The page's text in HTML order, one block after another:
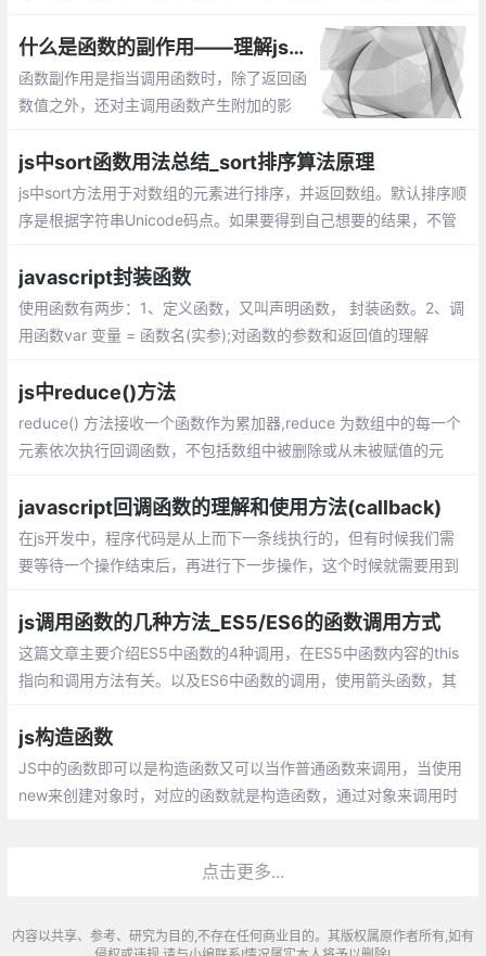
什么是函数的副作用——理解js编程中函数的副作用
函数副作用是指当调用函数时，除了返回函
数值之外，还对主调用函数产生附加的影
值，而且还做了其他的事情
js中sort函数用法总结_sort排序算法原理
js中sort方法用于对数组的元素进行排序，并返回数组。默认排序顺
序是根据字符串Unicode码点。如果要得到自己想要的结果，不管
小，然后返回一个用于说明这两个值的相对顺序的数字
javascript封装函数
使用函数有两步：1、定义函数，又叫声明函数， 封装函数。2、调
用函数var 变量 = 函数名(实参);对函数的参数和返回值的理解
js中reduce()方法
reduce() 方法接收一个函数作为累加器,reduce 为数组中的每一个
元素依次执行回调函数，不包括数组中被删除或从未被赋值的元
值，当前索引，原数组。
javascript回调函数的理解和使用方法(callback)
在js开发中，程序代码是从上而下一条线执行的，但有时候我们需
要等待一个操作结束后，再进行下一步操作，这个时候就需要用到
()构造函数创建的Function对象。
js调用函数的几种方法_ES5/ES6的函数调用方式
这篇文章主要介绍ES5中函数的4种调用，在ES5中函数内容的this
指向和调用方法有关。以及ES6中函数的调用，使用箭头函数，其
js构造函数
JS中的函数即可以是构造函数又可以当作普通函数来调用，当使用
new来创建对象时，对应的函数就是构造函数，通过对象来调用时
点击更多...
内容以共享、参考、研究为目的,不存在任何商业目的。其版权属原作者所有,如有